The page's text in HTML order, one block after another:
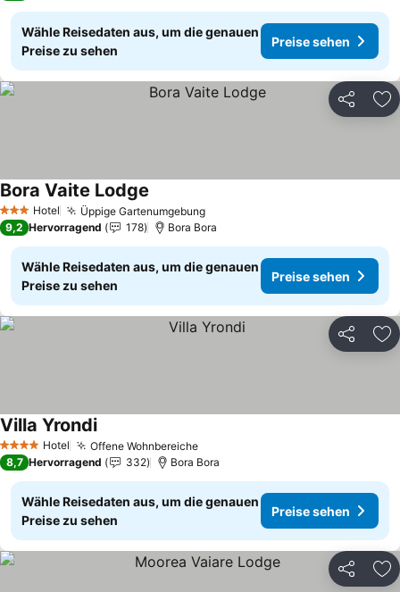
Wähle Reisedaten aus, um die genauen
Preise zu sehen
Preise sehen
Teilen
3 SterneHotel Üppige GartenumgebungPreise sehen
Bora Vaite Lodge
9,2 Hervorragend 178 Bora Bora
Wähle Reisedaten aus, um die genauen
Preise zu sehen
Preise sehen
Teilen
4 Sterne Hotel Offene WohnbereichePreise sehen
Villa YrondiPreise sehen
8,7 Hervorragend 332 Bora Bora
Wähle Reisedaten aus, um die genauen
Preise zu sehen
Preise sehen
Teilen